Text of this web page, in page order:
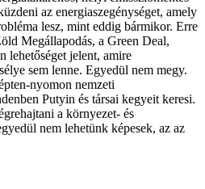
az energiaszegénységet, amely
lesz, mint eddig bármikor. Erre
Megállapodás, a Green Deal,
lehetőséget jelent, amire
sem lenne. Egyedül nem megy.
nyomon nemzeti
Putyin és társai kegyeit keresi.
a környezet- és
nem lehetünk képesek, az az